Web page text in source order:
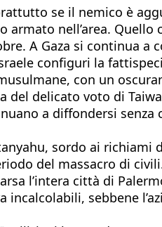
se il nemico è
nell’area. Quello
A Gaza si continua a
configuri la
con un
del delicato voto di
a diffondersi senza
sordo ai richiami
del massacro di
l’intera città di
sebbene